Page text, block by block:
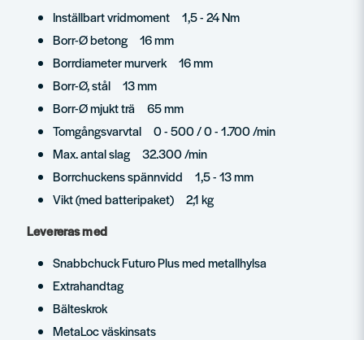
Inställbart vridmoment 1,5 - 24 Nm
Borr-Ø betong 16 mm
Borrdiameter murverk 16 mm
Borr-Ø, stål 13 mm
Borr-Ø mjukt trä 65 mm
Tomgångsvarvtal 0 - 500 / 0 - 1.700 /min
Max. antal slag 32.300 /min
Borrchuckens spännvidd 1,5 - 13 mm
Vikt (med batteripaket) 2,1 kg
Levereras med
Snabbchuck Futuro Plus med metallhylsa
Extrahandtag
Bälteskrok
MetaLoc väskinsats